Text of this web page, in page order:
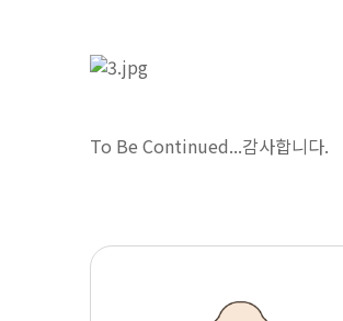
To Be Continued...감사합니다.